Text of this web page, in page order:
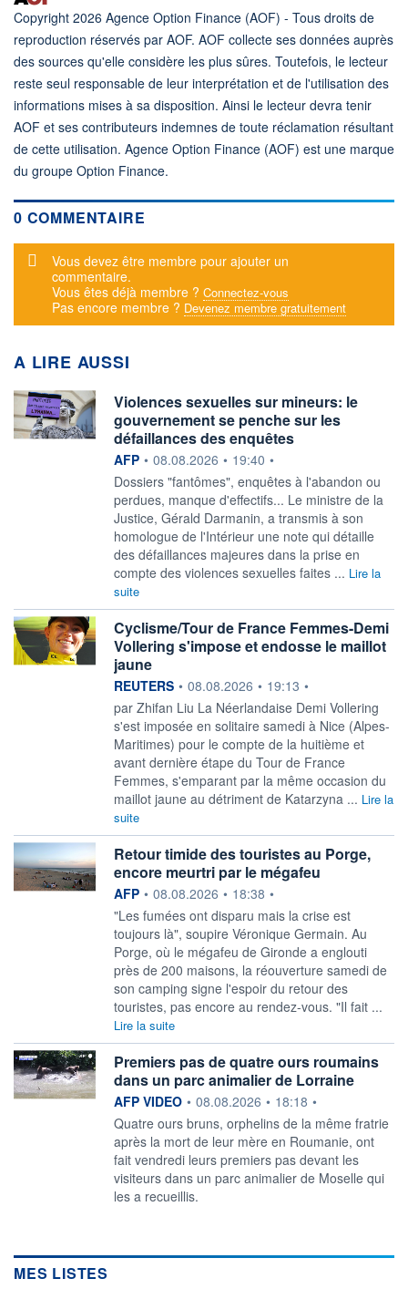
Copyright 2026 Agence Option Finance (AOF) - Tous droits de
reproduction réservés par AOF. AOF collecte ses données auprès
des sources qu'elle considère les plus sûres. Toutefois, le lecteur
reste seul responsable de leur interprétation et de l'utilisation des
informations mises à sa disposition. Ainsi le lecteur devra tenir
AOF et ses contributeurs indemnes de toute réclamation résultant
de cette utilisation. Agence Option Finance (AOF) est une marque
du groupe Option Finance.
0 COMMENTAIRE
Message d'alerte
Vous devez être membre pour ajouter un
commentaire.
Vous êtes déjà membre ? Connectez-vous
Pas encore membre ? Devenez membre gratuitement
A LIRE AUSSI
Violences sexuelles sur mineurs: le
gouvernement se penche sur les
défaillances des enquêtes
information fournie par
AFP • 08.08.2026 • 19:40 •
Dossiers "fantômes", enquêtes à l'abandon ou
perdues, manque d'effectifs... Le ministre de la
Justice, Gérald Darmanin, a transmis à son
homologue de l'Intérieur une note qui détaille
des défaillances majeures dans la prise en
compte des violences sexuelles faites ... Lire la
suite
Cyclisme/Tour de France Femmes-Demi
Vollering s'impose et endosse le maillot
jaune
information fournie par
REUTERS • 08.08.2026 • 19:13 •
par Zhifan Liu La Néerlandaise Demi Vollering
s'est imposée en solitaire ‌samedi à Nice (Alpes-
Maritimes) pour le compte de la huitième et
avant dernière étape du Tour de France
Femmes, s'emparant par la même ​occasion du
maillot jaune au détriment de Katarzyna ... Lire la
suite
Retour timide des touristes au Porge,
encore meurtri par le mégafeu
information fournie par
AFP • 08.08.2026 • 18:38 •
"Les fumées ont disparu mais la crise est
toujours là", soupire Véronique Germain. Au
Porge, où le mégafeu de Gironde a englouti
près de 200 maisons, la réouverture samedi de
son camping signe l'espoir du retour des
touristes, pas encore au rendez-vous. "Il fait ...
Lire la suite
Premiers pas de quatre ours roumains
dans un parc animalier de Lorraine
information fournie par
AFP VIDEO • 08.08.2026 • 18:18 •
Quatre ours bruns, orphelins de la même fratrie
après la mort de leur mère en Roumanie, ont
fait vendredi leurs premiers pas devant les
visiteurs dans un parc animalier de Moselle qui
les a recueillis.
MES LISTES